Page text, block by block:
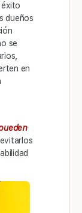
dueños
se
en